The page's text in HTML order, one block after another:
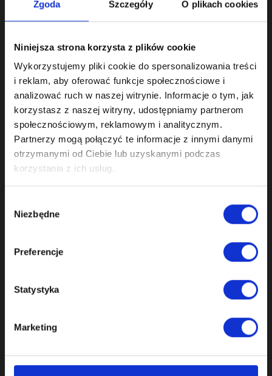
Zgoda Szczegóły O plikach cookies
Niniejsza strona korzysta z plików cookie
Wykorzystujemy pliki cookie do spersonalizowania treści
i reklam, aby oferować funkcje społecznościowe i
analizować ruch w naszej witrynie. Informacje o tym, jak
korzystasz z naszej witryny, udostępniamy partnerom
społecznościowym, reklamowym i analitycznym.
Partnerzy mogą połączyć te informacje z innymi danymi
otrzymanymi od Ciebie lub uzyskanymi podczas
korzystania z ich usług.
zgody
Niezbędne
Preferencje
Statystyka
Marketing
KETTENRÄDER
NOCKENWELLENKETTENRAD AUDI 1.8T 079109115F
inkl. MwSt.